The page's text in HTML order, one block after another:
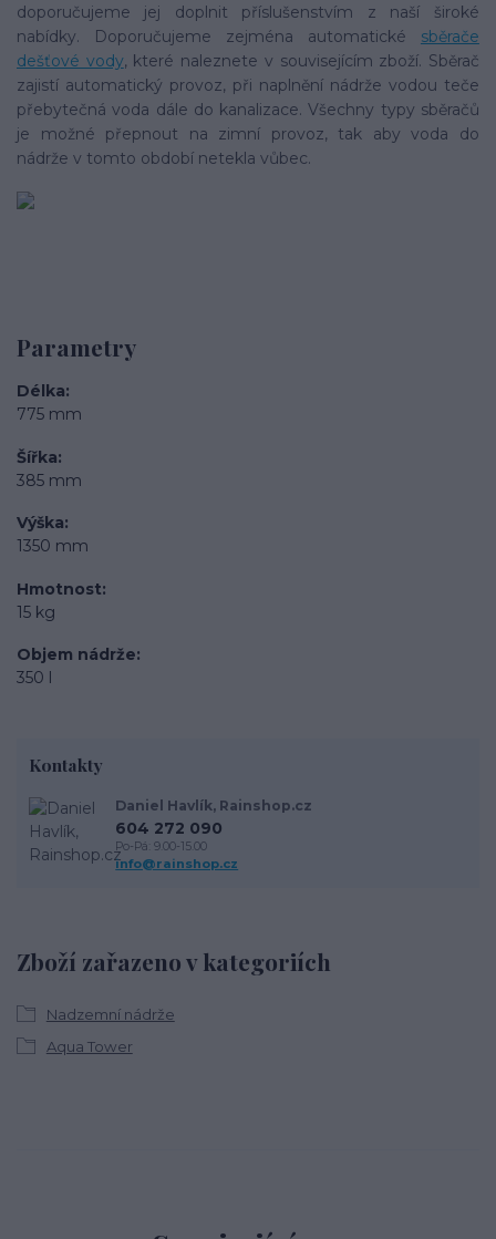
doporučujeme jej doplnit příslušenstvím z naší široké
nabídky. Doporučujeme zejména automatické sběrače
dešťové vody, které naleznete v souvisejícím zboží. Sběrač
zajistí automatický provoz, při naplnění nádrže vodou teče
přebytečná voda dále do kanalizace. Všechny typy sběračů
je možné přepnout na zimní provoz, tak aby voda do
nádrže v tomto období netekla vůbec.
Parametry
Délka
775 mm
Šířka
385 mm
Výška
1350 mm
Hmotnost
15 kg
Objem nádrže
350 l
Zboží zařazeno v kategoriích
Nadzemní nádrže
Aqua Tower
Kontakty
Daniel Havlík, Rainshop.cz
604 272 090
Po-Pá: 9.00-15.00
info@rainshop.cz